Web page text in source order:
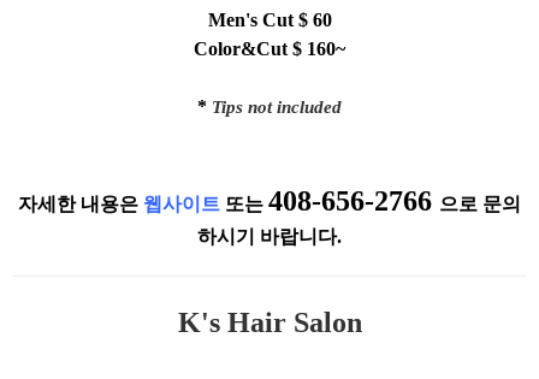
Men's Cut $ 60
Color&Cut $ 160~
* Tips not included
자세한 내용은 웹사이트 또는 408-656-2766 으로 문의
하시기 바랍니다.
K's Hair Salon